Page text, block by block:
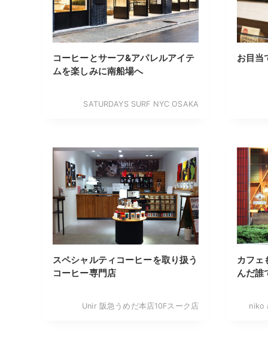
コーヒーとサーフ&アパレルアイテ
ムを楽しみに南船場へ
SATURDAYS SURF NYC OSAKA
お目当
スペシャルティコーヒーを取り扱う
コーヒー専門店
Unir 阪急うめだ本店10Fスーク店
カフェ
んだ誰
niko